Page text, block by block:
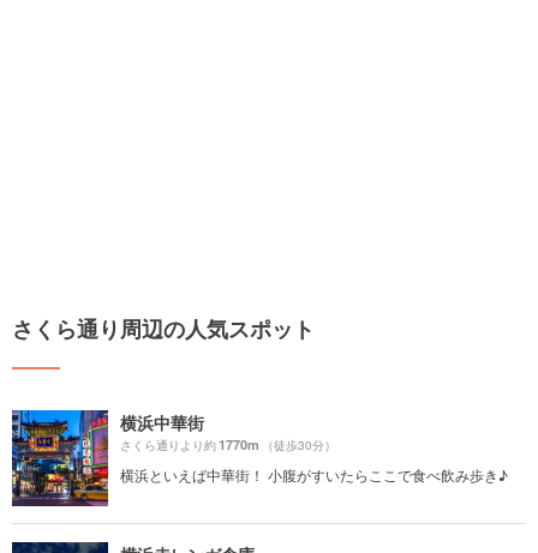
さくら通り周辺の人気スポット
横浜中華街
さくら通りより約1770m （徒歩30分）
横浜といえば中華街！ 小腹がすいたらここで食べ飲み歩き♪